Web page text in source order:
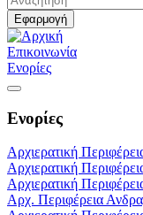
Επικοινωνία
Ενορίες
Ενορίες
Αρχιερατική
Αρχιερατική
Αρχιερατική
Αρχ. Περιφέρεια